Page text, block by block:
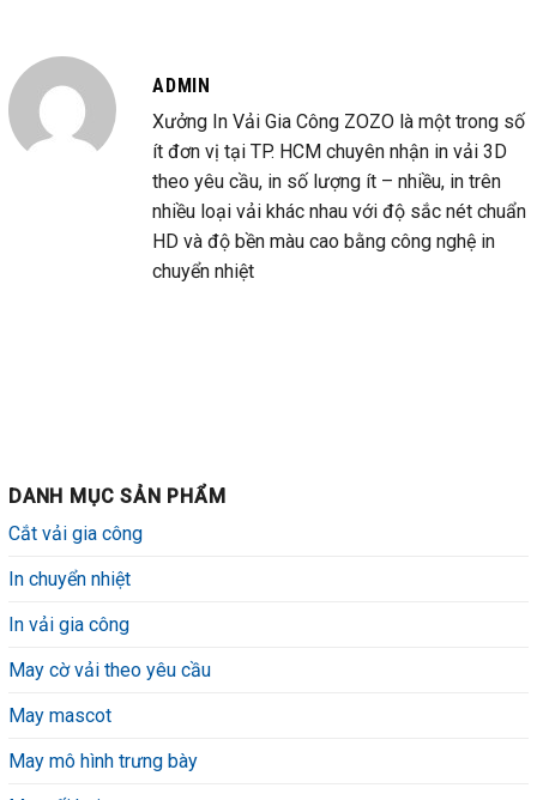
ADMIN
Xưởng In Vải Gia Công ZOZO là một trong số
ít đơn vị tại TP. HCM chuyên nhận in vải 3D
theo yêu cầu, in số lượng ít – nhiều, in trên
nhiều loại vải khác nhau với độ sắc nét chuẩn
HD và độ bền màu cao bằng công nghệ in
chuyển nhiệt
DANH MỤC SẢN PHẨM
Cắt vải gia công
In chuyển nhiệt
In vải gia công
May cờ vải theo yêu cầu
May mascot
May mô hình trưng bày